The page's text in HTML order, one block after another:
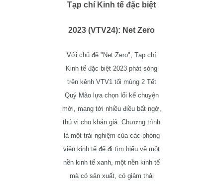
Tạp chí Kinh tế đặc biệt
2023 (VTV24): Net Zero
Với chủ đề "Net Zero", Tạp chí
Kinh tế đặc biệt 2023 phát sóng
trên kênh VTV1 tối mùng 2 Tết
Quý Mão lựa chọn lối kể chuyện
mới, mang tới nhiều điều bất ngờ,
thú vị cho khán giả. Chương trình
là một trải nghiệm của các phóng
viên kinh tế để đi tìm hiểu về một
nền kinh tế xanh, một nền kinh tế
mà có sản xuất, có giảm thải